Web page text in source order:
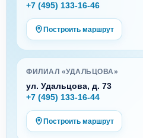
+7 (495) 133-16-46
Построить маршрут
ФИЛИАЛ «УДАЛЬЦОВА»
ул. Удальцова, д. 73
+7 (495) 133-16-44
Построить маршрут